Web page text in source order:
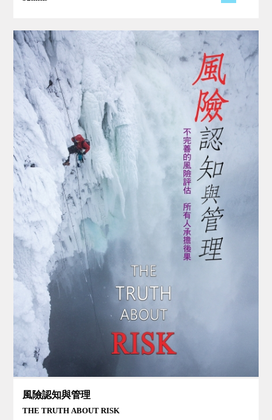
風險認知與管理
THE TRUTH ABOUT RISK